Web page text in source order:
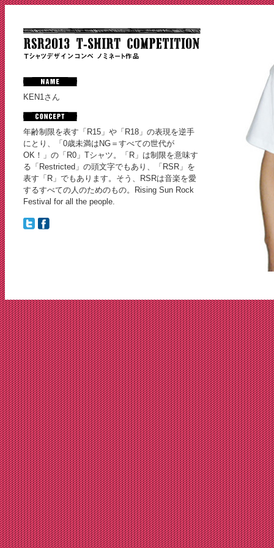
KEN1さん
年齢制限を表す「R15」や「R18」の表現を逆手
にとり、「0歳未満はNG＝すべての世代が
OK！」の「R0」Tシャツ。「R」は制限を意味す
る「Restricted」の頭文字でもあり、「RSR」を
表す「R」でもあります。そう、RSRは音楽を愛
するすべての人のためのもの。Rising Sun Rock
Festival for all the people.